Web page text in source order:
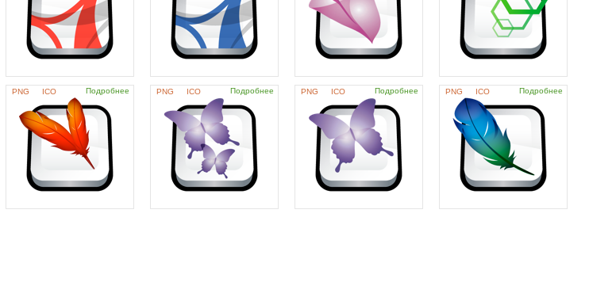
PNG ICO Подробнее PNG ICO Подробнее PNG ICO Подробнее PNG ICO Подробнее